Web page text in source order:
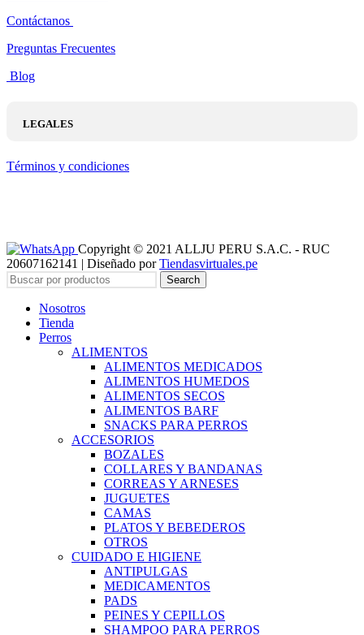
Contáctanos
Preguntas Frecuentes
Blog
LEGALES
Términos y condiciones
Copyright © 2021 ALLJU PERU S.A.C. - RUC
20607162141 | Diseñado porTiendasvirtuales.pe
Search
Nosotros
Tienda
Perros
ALIMENTOS
ALIMENTOS MEDICADOS
ALIMENTOS HUMEDOS
ALIMENTOS SECOS
ALIMENTOS BARF
SNACKS PARA PERROS
ACCESORIOS
BOZALES
COLLARES Y BANDANAS
CORREAS Y ARNESES
JUGUETES
CAMAS
PLATOS Y BEBEDEROS
OTROS
CUIDADO E HIGIENE
ANTIPULGAS
MEDICAMENTOS
PADS
PEINES Y CEPILLOS
SHAMPOO PARA PERROS